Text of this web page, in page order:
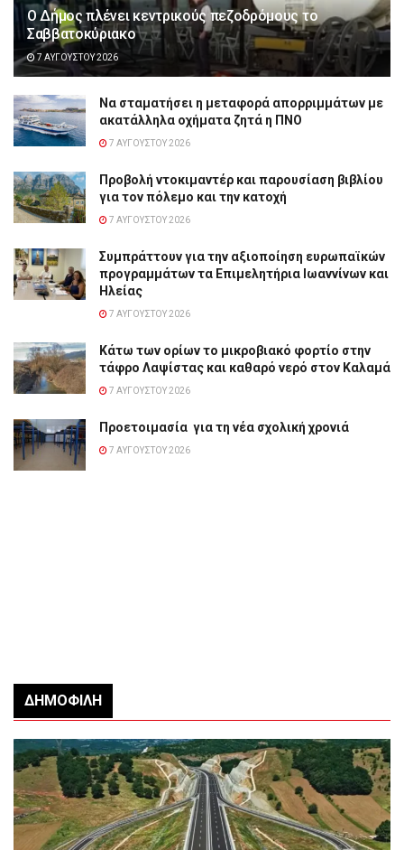
Ο Δήμος πλένει κεντρικούς πεζοδρόμους το
Σαββατοκύριακο
7 ΑΥΓΟΎΣΤΟΥ 2026
Να σταματήσει η μεταφορά απορριμμάτων με
ακατάλληλα οχήματα ζητά η ΠΝΟ
7 ΑΥΓΟΎΣΤΟΥ 2026
Προβολή ντοκιμαντέρ και παρουσίαση βιβλίου
για τον πόλεμο και την κατοχή
7 ΑΥΓΟΎΣΤΟΥ 2026
Συμπράττουν για την αξιοποίηση ευρωπαϊκών
προγραμμάτων τα Επιμελητήρια Ιωαννίνων και
Ηλείας
7 ΑΥΓΟΎΣΤΟΥ 2026
Κάτω των ορίων το μικροβιακό φορτίο στην
τάφρο Λαψίστας και καθαρό νερό στον Καλαμά
7 ΑΥΓΟΎΣΤΟΥ 2026
Προετοιμασία για τη νέα σχολική χρονιά
7 ΑΥΓΟΎΣΤΟΥ 2026
ΔΗΜΟΦΙΛΉ